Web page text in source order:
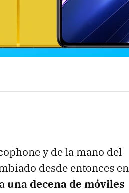
y de la mano del
desde entonces en
una decena de móviles